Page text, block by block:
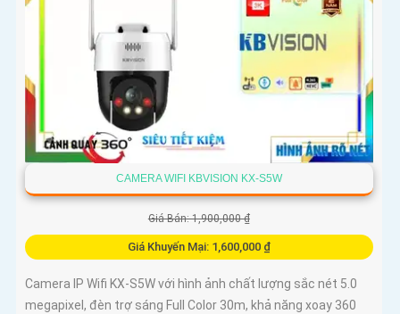
CAMERA WIFI KBVISION KX-S5W
Giá Bán: 1,900,000 ₫
Giá Khuyến Mại: 1,600,000 ₫
Camera IP Wifi KX-S5W với hình ảnh chất lượng sắc nét 5.0
megapixel, đèn trợ sáng Full Color 30m, khả năng xoay 360